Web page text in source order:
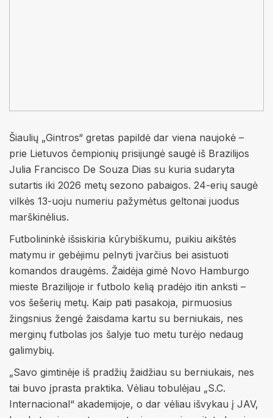
Šiaulių „Gintros“ gretas papildė dar viena naujokė –
prie Lietuvos čempionių prisijungė saugė iš Brazilijos
Julia Francisco De Souza Dias su kuria sudaryta
sutartis iki 2026 metų sezono pabaigos. 24-erių saugė
vilkės 13-uoju numeriu pažymėtus geltonai juodus
marškinėlius.
Futbolininkė išsiskiria kūrybiškumu, puikiu aikštės
matymu ir gebėjimu pelnyti įvarčius bei asistuoti
komandos draugėms. Žaidėja gimė Novo Hamburgo
mieste Brazilijoje ir futbolo kelią pradėjo itin anksti –
vos šešerių metų. Kaip pati pasakoja, pirmuosius
žingsnius žengė žaisdama kartu su berniukais, nes
merginų futbolas jos šalyje tuo metu turėjo nedaug
galimybių.
„Savo gimtinėje iš pradžių žaidžiau su berniukais, nes
tai buvo įprasta praktika. Vėliau tobulėjau „S.C.
Internacional“ akademijoje, o dar vėliau išvykau į JAV,